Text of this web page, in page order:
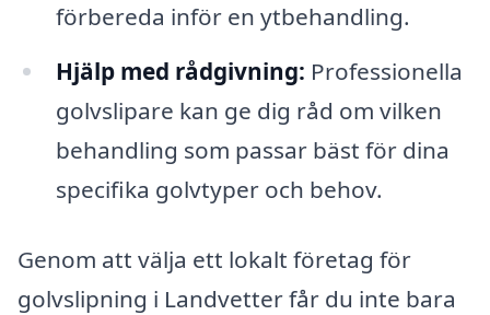
förbereda inför en ytbehandling.
Hjälp med rådgivning: Professionella
golvslipare kan ge dig råd om vilken
behandling som passar bäst för dina
specifika golvtyper och behov.
Genom att välja ett lokalt företag för
golvslipning i Landvetter får du inte bara